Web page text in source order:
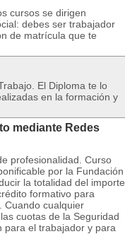
cursos se dirigen
debes ser trabajador
de matrícula que te
El Diploma te lo
en la formación y
mediante Redes
profesionalidad. Curso
por la Fundación
la totalidad del importe
formativo para
Cuando cualquier
cuotas de la Seguridad
para el trabajador y para